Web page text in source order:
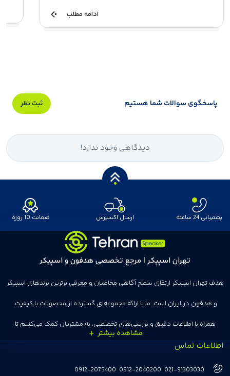
ادامه مطلب
پاسخگوی سوالات شما هستیم ثبت نظر
دیدگاهی وجود ندارد!
پشتیبانی 24 ساعته ارسال اکسپرس ضمانت 10 روزه
تهران اسپیکر | مرجع تخصصی هدفون و اسپیکر
هدف تهران اسپیکر ارتقای سطح آگاهی مخاطبان و معرفی برترین برندهای اسپیکر
و هدفون در ایران است. ما با ارائه مجموعه‌ای گسترده از محصولات با کیفیت،
همراه با اطلاعات دقیق و بررسی‌های تخصصی، به مشتریان کمک می‌کنیم تا
انتخاب‌های درست و هوشمندانه‌ای داشته باشند. تهران اسپیکر با تجربه‌ای بیش از
هفت سال در این زمینه، بر ایجاد تجربه خریدی آسان، سریع و مطمئن تمرکز دارد تا
اطلاعات تماس
021-91303030
0912-2040200
0912-2075400